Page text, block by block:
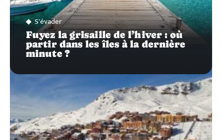
S'évader
Fuyez la grisaille de l’hiver : où
partir dans les îles à la dernière
minute ?